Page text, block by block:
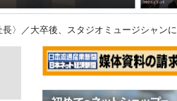
〉／大卒後、スタジオミュージシャンに